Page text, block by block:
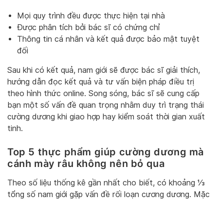
Mọi quy trình đều được thực hiện tại nhà
Được phân tích bởi bác sĩ có chứng chỉ
Thông tin cá nhân và kết quả được bảo mật tuyệt
đối
Sau khi có kết quả, nam giới sẽ được bác sĩ giải thích,
hướng dẫn đọc kết quả và tư vấn biện pháp điều trị
theo hình thức online. Song sóng, bác sĩ sẽ cung cấp
bạn một số vấn đề quan trọng nhằm duy trì trạng thái
cường dương khi giao hợp hay kiểm soát thời gian xuất
tinh.
Top 5 thực phẩm giúp cường dương mà
cánh mày râu không nên bỏ qua
Theo số liệu thống kê gần nhất cho biết, có khoảng ⅓
tổng số nam giới gặp vấn đề rối loạn cương dương. Mặc